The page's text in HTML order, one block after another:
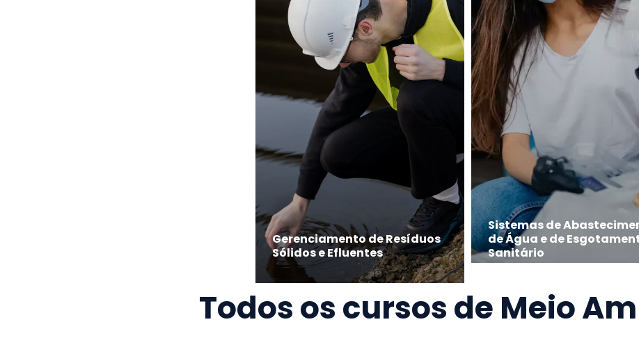
Gerenciamento de Resíduos
Sólidos e Efluentes
Sistemas de
de Água e de
Sanitário
Todos oscursos de Meio